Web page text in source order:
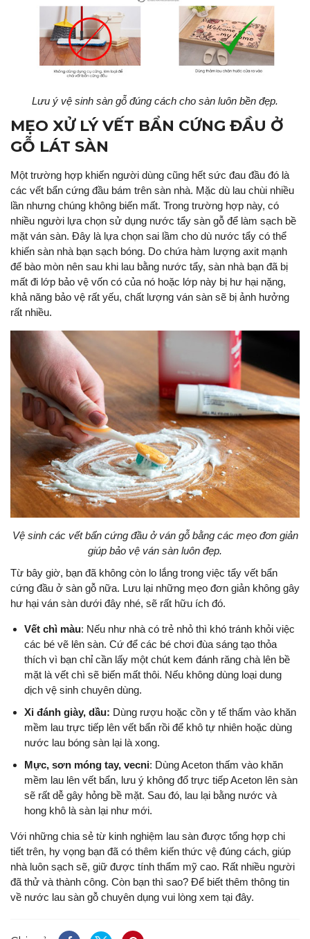
Lưu ý vệ sinh sàn gỗ đúng cách cho sàn luôn bền đẹp.
MẸO XỬ LÝ VẾT BẨN CỨNG ĐẦU Ở
GỖ LÁT SÀN
Một trường hợp khiến người dùng cũng hết sức đau đầu đó là
các vết bẩn cứng đầu bám trên sàn nhà. Mặc dù lau chùi nhiều
lần nhưng chúng không biến mất. Trong trường hợp này, có
nhiều người lựa chọn sử dụng nước tẩy sàn gỗ để làm sạch bề
mặt ván sàn. Đây là lựa chọn sai lầm cho dù nước tẩy có thể
khiến sàn nhà bạn sạch bóng. Do chứa hàm lượng axit mạnh
để bào mòn nên sau khi lau bằng nước tẩy, sàn nhà bạn đã bị
mất đi lớp bảo vệ vốn có của nó hoặc lớp này bị hư hại nặng,
khả năng bảo vệ rất yếu, chất lượng ván sàn sẽ bị ảnh hưởng
rất nhiều.
Vệ sinh các vết bẩn cứng đầu ở ván gỗ bằng các mẹo đơn giản
giúp bảo vệ ván sàn luôn đẹp.
Từ bây giờ, bạn đã không còn lo lắng trong việc tẩy vết bẩn
cứng đầu ở sàn gỗ nữa. Lưu lại những mẹo đơn giản không gây
hư hại ván sàn dưới đây nhé, sẽ rất hữu ích đó.
Vết chì màu: Nếu như nhà có trẻ nhỏ thì khó tránh khỏi việc
các bé vẽ lên sàn. Cứ để các bé chơi đùa sáng tạo thỏa
thích vì bạn chỉ cần lấy một chút kem đánh răng chà lên bề
mặt là vết chì sẽ biến mất thôi. Nếu không dùng loại dung
dịch vệ sinh chuyên dùng.
Xi đánh giày, dầu: Dùng rượu hoặc cồn y tế thấm vào khăn
mềm lau trực tiếp lên vết bẩn rồi để khô tự nhiên hoặc dùng
nước lau bóng sàn lại là xong.
Mực, sơn móng tay, vecni: Dùng Aceton thấm vào khăn
mềm lau lên vết bẩn, lưu ý không đổ trực tiếp Aceton lên sàn
sẽ rất dễ gây hỏng bề mặt. Sau đó, lau lại bằng nước và
hong khô là sàn lại như mới.
Với những chia sẻ từ kinh nghiệm lau sàn được tổng hợp chi
tiết trên, hy vọng bạn đã có thêm kiến thức vệ đúng cách, giúp
nhà luôn sạch sẽ, giữ được tính thẩm mỹ cao. Rất nhiều người
đã thử và thành công. Còn bạn thì sao? Để biết thêm thông tin
về nước lau sàn gỗ chuyên dụng vui lòng xem tại đây.